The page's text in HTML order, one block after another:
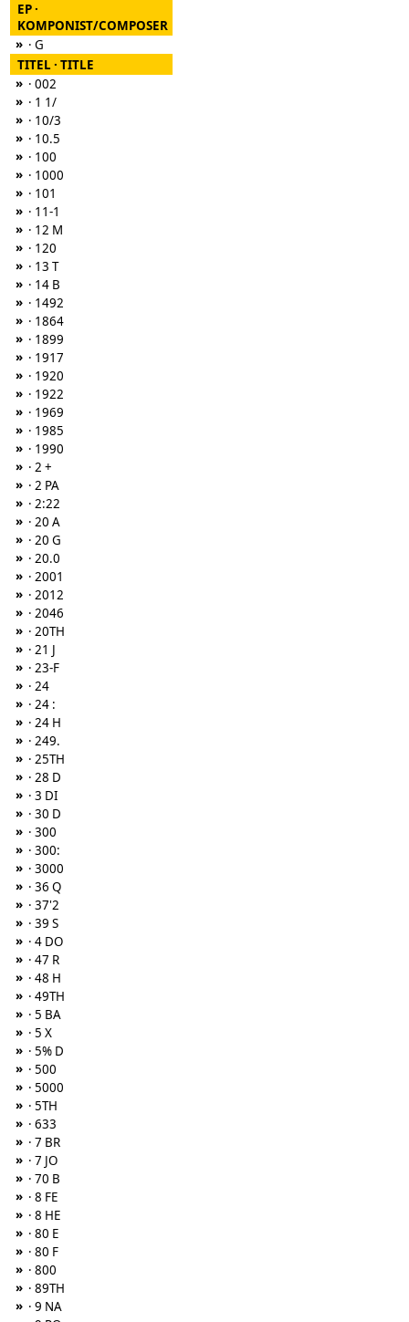
EP ·
KOMPONIST/COMPOSER
» · G
TITEL · TITLE
» · 002
» · 1 1/
» · 10/3
» · 10.5
» · 100
» · 1000
» · 101
» · 11-1
» · 12 M
» · 120
» · 13 T
» · 14 B
» · 1492
» · 1864
» · 1899
» · 1917
» · 1920
» · 1922
» · 1969
» · 1985
» · 1990
» · 2 +
» · 2 PA
» · 2:22
» · 20 A
» · 20 G
» · 20.0
» · 2001
» · 2012
» · 2046
» · 20TH
» · 21 J
» · 23-F
» · 24
» · 24 :
» · 24 H
» · 249.
» · 25TH
» · 28 D
» · 3 DI
» · 30 D
» · 300
» · 300:
» · 3000
» · 36 Q
» · 37'2
» · 39 S
» · 4 DO
» · 47 R
» · 48 H
» · 49TH
» · 5 BA
» · 5 X
» · 5% D
» · 500
» · 5000
» · 5TH
» · 633
» · 7 BR
» · 7 JO
» · 70 B
» · 8 FE
» · 8 HE
» · 80 E
» · 80 F
» · 800
» · 89TH
» · 9 NA